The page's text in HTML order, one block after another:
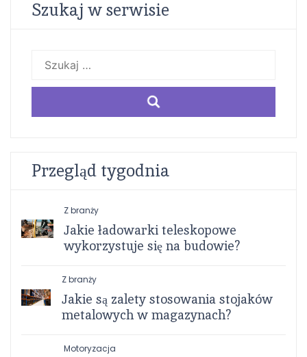
Szukaj w serwisie
Szukaj:
Przegląd tygodnia
Z branży
Jakie ładowarki teleskopowe
wykorzystuje się na budowie?
Z branży
Jakie są zalety stosowania stojaków
metalowych w magazynach?
Motoryzacja